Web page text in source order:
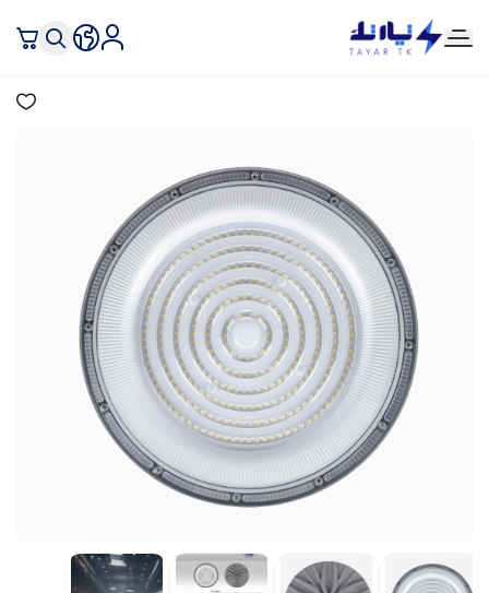
تيار تك إنارة وكهرباء